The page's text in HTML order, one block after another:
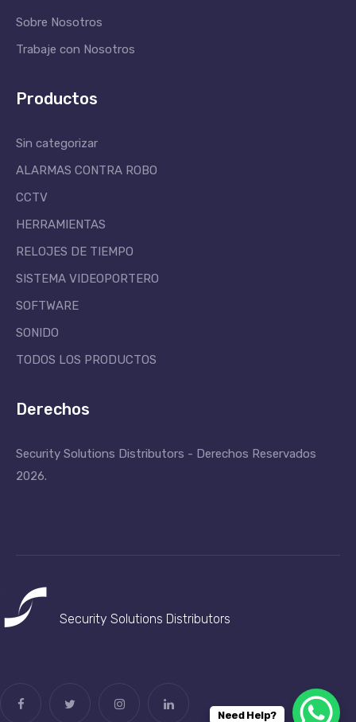
Sobre Nosotros
Trabaje con Nosotros
Productos
Sin categorizar
ALARMAS CONTRA ROBO
CCTV
HERRAMIENTAS
RELOJES DE TIEMPO
SISTEMA VIDEOPORTERO
SOFTWARE
SONIDO
TODOS LOS PRODUCTOS
Derechos
Security Solutions Distributors - Derechos Reservados
2026.
Security Solutions Distributors
Need Help?